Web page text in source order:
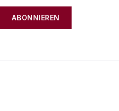
ABONNIEREN